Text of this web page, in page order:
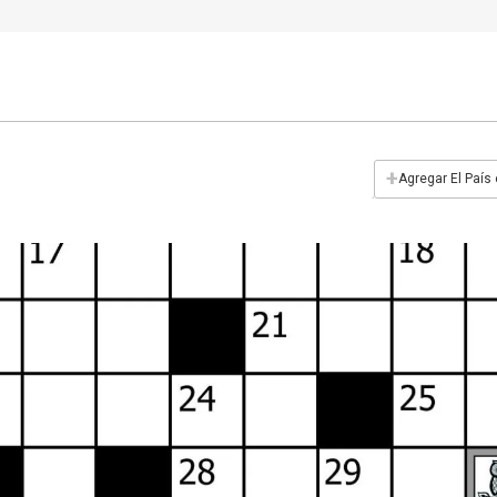
+Agregar El País